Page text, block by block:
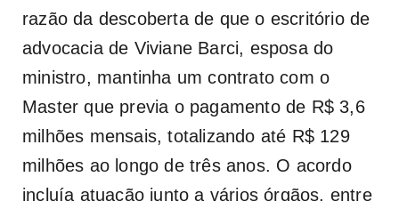
razão da descoberta de que o escritório de
advocacia de Viviane Barci, esposa do
ministro, mantinha um contrato com o
Master que previa o pagamento de R$ 3,6
milhões mensais, totalizando até R$ 129
milhões ao longo de três anos. O acordo
incluía atuação junto a vários órgãos, entre